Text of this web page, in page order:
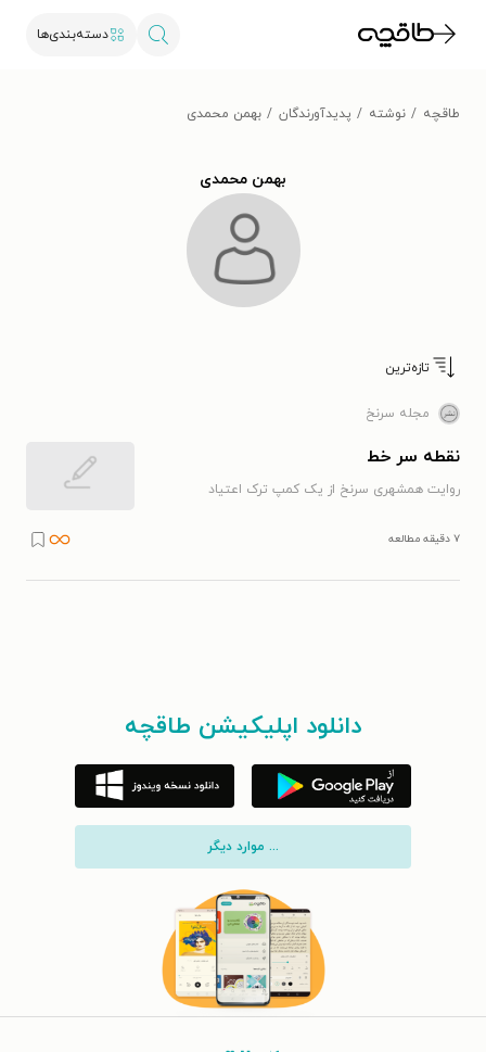
دسته‌بندی‌ها
طاقچه نوشته پدیدآورندگان بهمن محمدی
بهمن محمدی
تازه‌ترین
مجله سرنخ
نقطه سر خط
روایت همشهری سرنخ از یک کمپ ترک اعتیاد
۷ دقیقه مطالعه
دانلود اپلیکیشن طاقچه
... موارد دیگر